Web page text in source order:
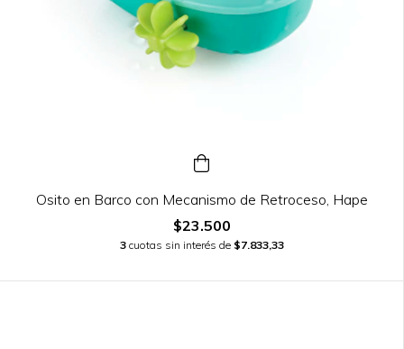
Osito en Barco con Mecanismo de Retroceso, Hape
$23.500
3 cuotas sin interés de $7.833,33